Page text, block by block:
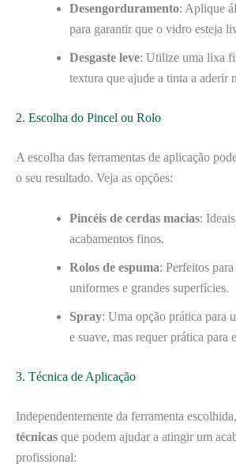
Desengorduramento: Aplique
para garantir que o vidro esteja
Desgaste leve: Utilize uma lixa
textura que ajude a tinta a aderir
2. Escolha do Pincel ou Rolo
A escolha das ferramentas de aplicação
o seu resultado. Veja as opções:
Pincéis de cerdas macias:
acabamentos finos.
Rolos de espuma: Perfeitos
uniformes e grandes superfícies.
Spray: Uma opção prática para
e suave, mas requer prática para
3. Técnica de Aplicação
Independentemente da ferramenta
técnicas que podem ajudar a atingir um
profissional: